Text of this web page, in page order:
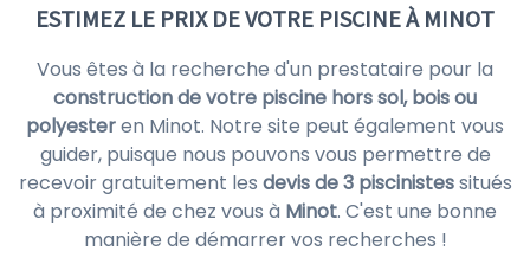
ESTIMEZ LE PRIX DE VOTRE PISCINE À MINOT
Vous êtes à la recherche d'un prestataire pour la
construction de votre piscine hors sol, bois ou
polyesteren Minot. Notre site peut également vous
guider, puisque nous pouvons vous permettre de
recevoir gratuitement les devis de 3 piscinistessitués
à proximité de chez vous à Minot. C'est une bonne
manière de démarrer vos recherches !